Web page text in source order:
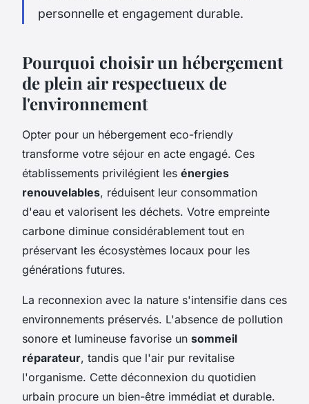
personnelle et engagement durable.
Pourquoi choisir un hébergement
de plein air respectueux de
l'environnement
Opter pour un hébergement eco-friendly
transforme votre séjour en acte engagé. Ces
établissements privilégient les énergies
renouvelables, réduisent leur consommation
d'eau et valorisent les déchets. Votre empreinte
carbone diminue considérablement tout en
préservant les écosystèmes locaux pour les
générations futures.
La reconnexion avec la nature s'intensifie dans ces
environnements préservés. L'absence de pollution
sonore et lumineuse favorise un sommeil
réparateur, tandis que l'air pur revitalise
l'organisme. Cette déconnexion du quotidien
urbain procure un bien-être immédiat et durable.